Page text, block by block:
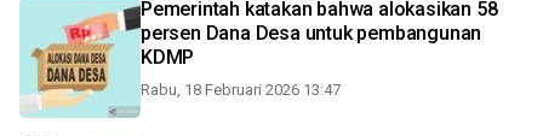
Pemerintah katakan bahwa alokasikan 58
persen Dana Desa untuk pembangunan
KDMP
Rabu, 18 Februari 2026 13:47